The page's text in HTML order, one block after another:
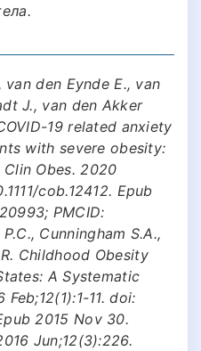
van den Eynde E., van
J., van den Akker
19 related anxiety
with severe obesity:
Obes. 2020
cob.12412. Epub
PMCID:
Cunningham S.A.,
Childhood Obesity
A Systematic
11. doi:
2015 Nov 30.
Jun;12(3):226.